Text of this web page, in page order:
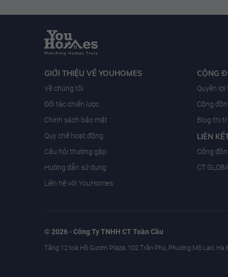
GIỚI THIỆU VỀ YOUHOMES
Về chúng tôi
Đối tác chiến lược
Chính sách bảo mật
Quy chế hoạt động
Câu hỏi thường gặp
Hướng dẫn sử dụng
Liên hệ với YouHomes
CỘNG
Quyền
Cộng
Blog thị
LIÊN
Cổng
CT
© 2026 - Công Ty TNHH CT Toàn Cầu
Tầng 12 toà Hồ Gươm Plaza, 102 Trần Phú, Phường Mộ Lao, Hà